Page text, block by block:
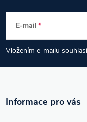
í
r
v
y
p
a
t
E-mail
Vložením e-mailu
Informace pro vás